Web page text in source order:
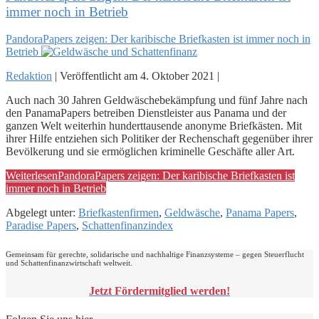
immer noch in Betrieb
PandoraPapers zeigen: Der karibische Briefkasten ist immer noch in
Betrieb
Redaktion | Veröffentlicht am 4. Oktober 2021 |
Auch nach 30 Jahren Geldwäschebekämpfung und fünf Jahre nach
den PanamaPapers betreiben Dienstleister aus Panama und der
ganzen Welt weiterhin hunderttausende anonyme Briefkästen. Mit
ihrer Hilfe entziehen sich Politiker der Rechenschaft gegenüber ihrer
Bevölkerung und sie ermöglichen kriminelle Geschäfte aller Art.
WeiterlesenPandoraPapers zeigen: Der karibische Briefkasten ist
immer noch in Betrieb
Abgelegt unter: Briefkastenfirmen, Geldwäsche, Panama Papers,
Paradise Papers, Schattenfinanzindex
Gemeinsam für gerechte, solidarische und nachhaltige Finanzsysteme – gegen Steuerflucht
und Schattenfinanzwirtschaft weltweit.
Jetzt Fördermitglied werden!